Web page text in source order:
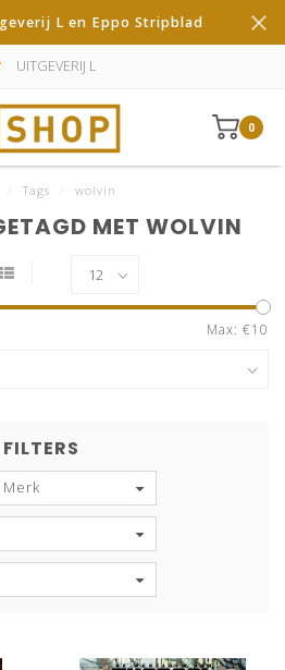
L en Eppo Stripblad
UITGEVERIJ L
0
Tags wolvin
MET WOLVIN
Max: €10
FILTERS